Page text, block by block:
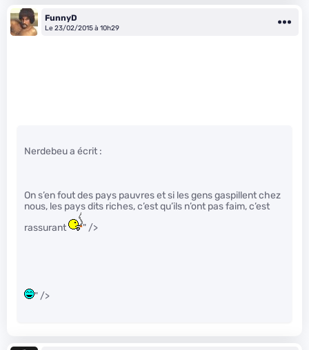
FunnyD
Le 23/02/2015 à 10h29
Nerdebeu a écrit :
On s’en fout des pays pauvres et si les gens gaspillent chez
nous, les pays dits riches, c’est qu’ils n’ont pas faim, c’est
rassurant
" />
" />